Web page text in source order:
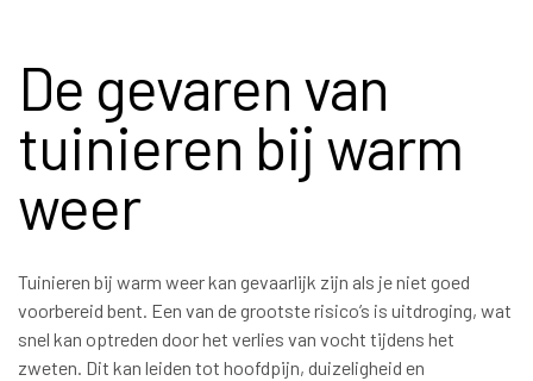
De gevaren van
tuinieren bij warm
weer
Tuinieren bij warm weer kan gevaarlijk zijn als je niet goed
voorbereid bent. Een van de grootste risico’s is uitdroging, wat
snel kan optreden door het verlies van vocht tijdens het
zweten. Dit kan leiden tot hoofdpijn, duizeligheid en